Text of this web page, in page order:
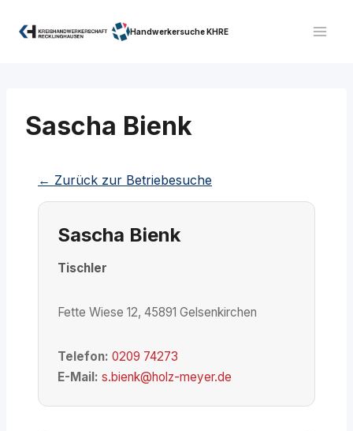
Inhalt
Handwerkersuche KHRE
Sascha Bienk
← Zurück zur Betriebesuche
Sascha Bienk
Tischler
Fette Wiese 12, 45891 Gelsenkirchen
Telefon: 0209 74273
E-Mail: s.bienk@holz-meyer.de